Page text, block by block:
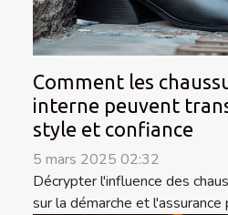
Comment les
interne peuvent
style et confiance
5 mars 2025 02:32
Décrypter l'influence des
sur la démarche et l'assurance